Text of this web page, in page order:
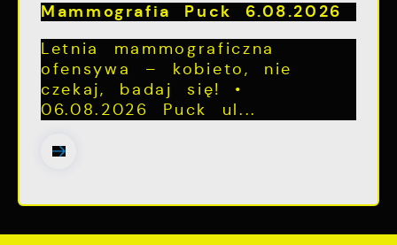
Mammografia Puck 6.08.2026
Letnia mammograficzna
ofensywa – kobieto, nie
czekaj, badaj się! •
06.08.2026 Puck ul...